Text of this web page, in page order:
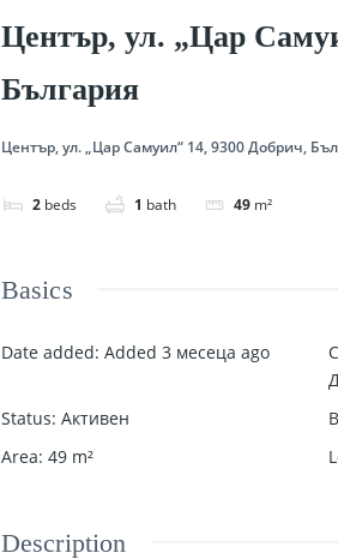
Център, ул. „Цар
България
Център, ул. „Цар Самуил“ 14, 9300 Добрич,
2 beds 1 bath 49 m²
Basics
Date added: Added 3 месеца ago
Status: Активен
Area: 49 m²
Description